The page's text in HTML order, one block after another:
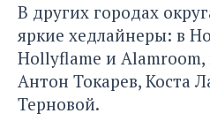
В других городах
яркие хедлайнеры: в
Hollyflame и Alamroom,
Антон Токарев, Коста
Терновой.